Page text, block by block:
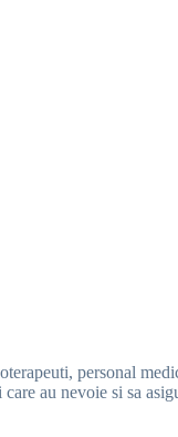
personal
au nevoie si sa